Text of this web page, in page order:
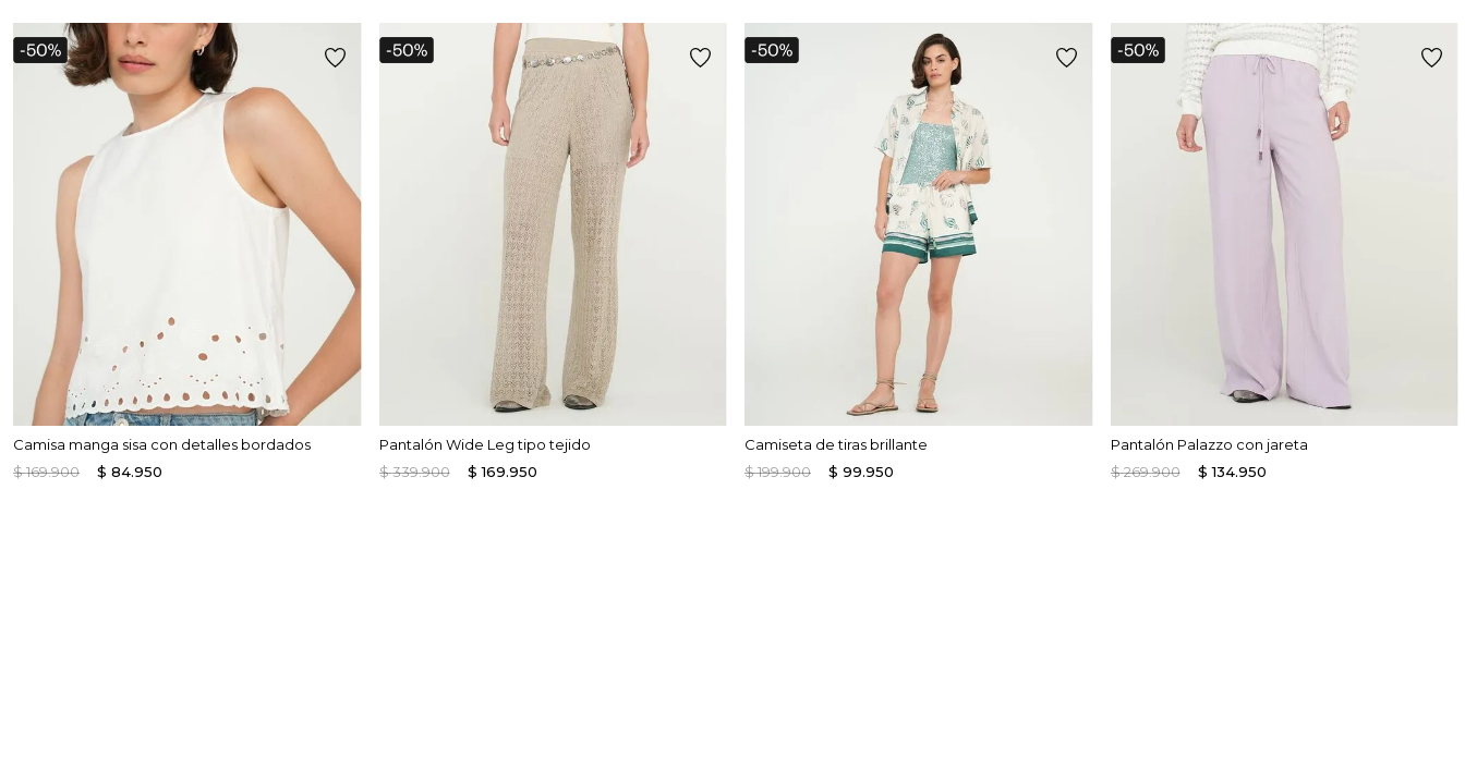
Camisa manga sisa con detalles bordados
$169.900 $ 84.950
Pantalón Wide Leg tipo tejido
$339.900 $ 169.950
Camiseta de tiras brillante
$199.900 $ 99.950
Pantalón Palazzo con jareta
$269.900 $ 134.950